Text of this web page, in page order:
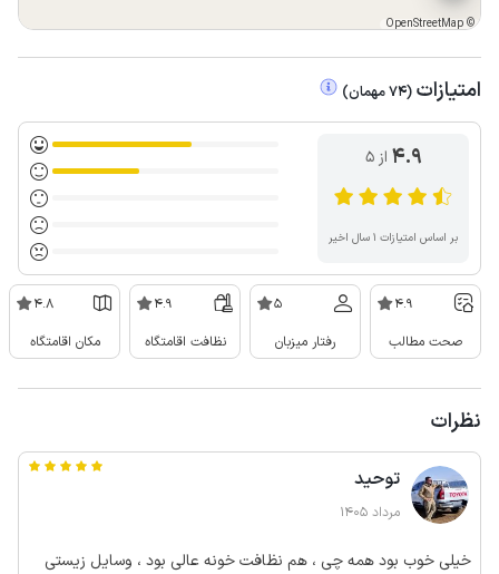
©
OpenStreetMap
امتیازات (
74مهمان)
4.9 از ۵
بر اساس امتیازات ۱ سال اخیر
4.9
صحت مطالب
5
رفتار میزبان
4.9
نظافت اقامتگاه
4.8
مکان اقامتگاه
نظرات
توحید
مرداد 1405
خیلی خوب بود همه چی ، هم نظافت خونه عالی بود ، وسایل زیستی